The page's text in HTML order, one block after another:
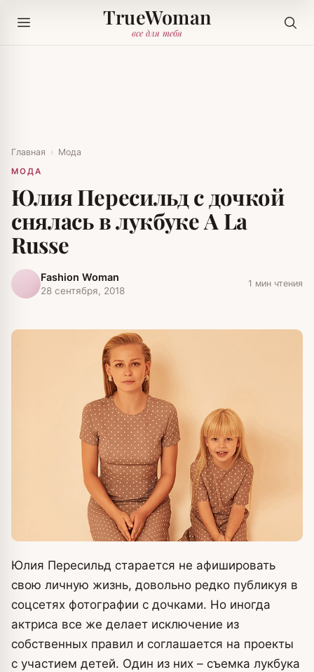
TrueWoman
все для тебя
Главная › Мода
МОДА
Юлия Пересильд с дочкой
снялась в лукбуке A La
Russe
Fashion Woman
28 сентября, 2018
1 мин чтения
Юлия Пересильд старается не афишировать
свою личную жизнь, довольно редко публикуя в
соцсетях фотографии с дочками. Но иногда
актриса все же делает исключение из
собственных правил и соглашается на проекты
с участием детей. Один из них – съемка лукбука